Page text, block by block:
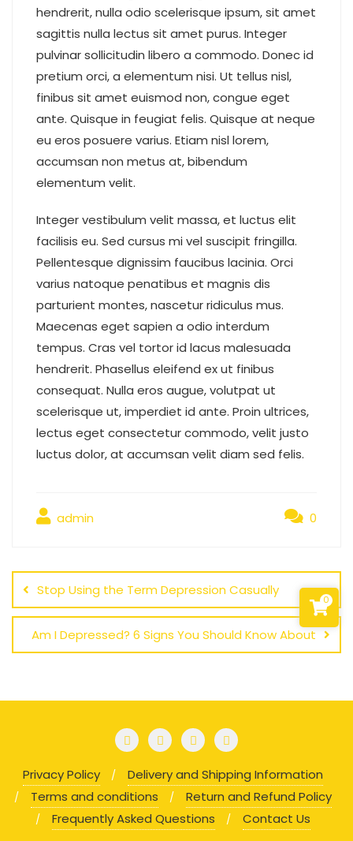
hendrerit, nulla odio scelerisque ipsum, sit amet
sagittis nulla lectus sit amet purus. Integer
pulvinar sollicitudin libero a commodo. Donec id
pretium orci, a elementum nisi. Ut tellus nisl,
finibus sit amet euismod non, congue eget
ante. Quisque in feugiat felis. Quisque at neque
eu eros posuere varius. Etiam nisl lorem,
accumsan non metus at, bibendum
elementum velit.
Integer vestibulum velit massa, et luctus elit
facilisis eu. Sed cursus mi vel suscipit fringilla.
Pellentesque dignissim faucibus lacinia. Orci
varius natoque penatibus et magnis dis
parturient montes, nascetur ridiculus mus.
Maecenas eget sapien a odio interdum
tempus. Cras vel tortor id lacus malesuada
hendrerit. Phasellus eleifend ex ut finibus
consequat. Nulla eros augue, volutpat ut
scelerisque ut, imperdiet id ante. Proin ultrices,
lectus eget consectetur commodo, velit justo
luctus dolor, at accumsan velit diam sed felis.
admin 0
navigation
Stop Using the Term Depression Casually
Am I Depressed? 6 Signs You Should Know About
Privacy Policy
Delivery and Shipping Information
Terms and conditions
Return and Refund Policy
Frequently Asked Questions
Contact Us
0